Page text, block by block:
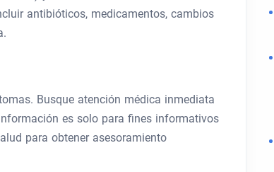
antibióticos, medicamentos, cambios
Busque atención médica inmediata
es solo para fines informativos
para obtener asesoramiento